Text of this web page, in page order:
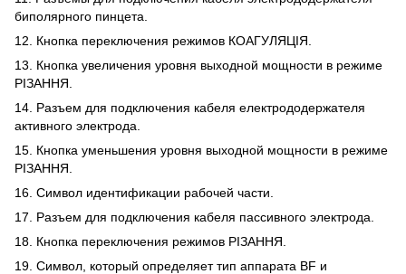
биполярного пинцета.
12. Кнопка переключения режимов КОАГУЛЯЦІЯ.
13. Кнопка увеличения уровня выходной мощности в режиме
РІЗАННЯ.
14. Разъем для подключения кабеля електрододержателя
активного электрода.
15. Кнопка уменьшения уровня выходной мощности в режиме
РІЗАННЯ.
16. Символ идентификации рабочей части.
17. Разъем для подключения кабеля пассивного электрода.
18. Кнопка переключения режимов РІЗАННЯ.
19. Символ, который определяет тип аппарата BF и